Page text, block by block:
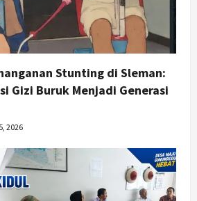
Stunting di Sleman:
Gizi Buruk Menjadi Generasi
2026